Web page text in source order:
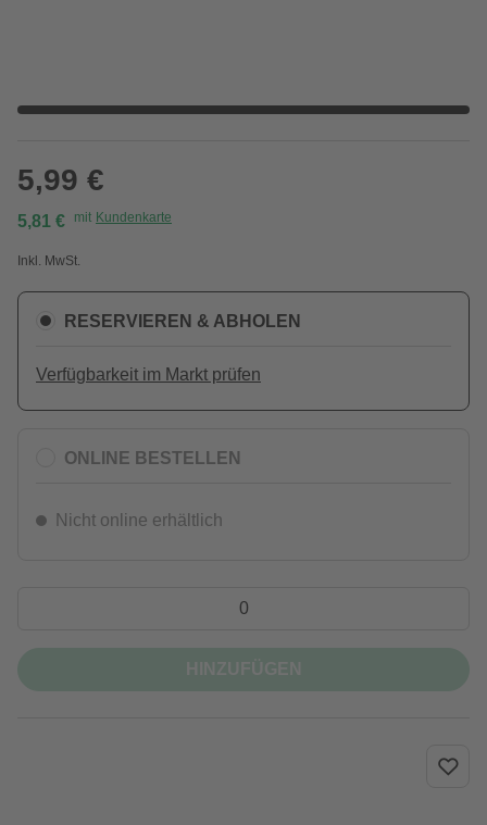
5,99 €
5,81 € mit Kundenkarte
Inkl. MwSt.
RESERVIEREN & ABHOLEN
Verfügbarkeit im Markt prüfen
ONLINE BESTELLEN
Nicht online erhältlich